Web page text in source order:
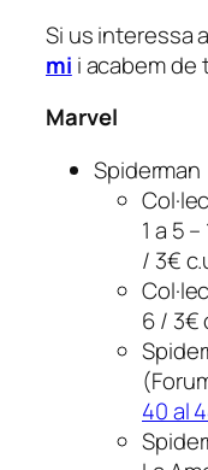
Si us interessa
mi i acabem de
Marvel
Spiderman
1 a 5
/ 3€
6 / 3€
40 al